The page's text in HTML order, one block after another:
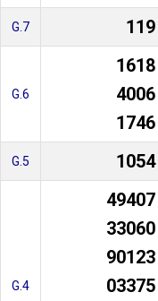
G.7 119
G.6
1618
4006
1746
G.5 1054
G.4
49407
33060
90123
03375